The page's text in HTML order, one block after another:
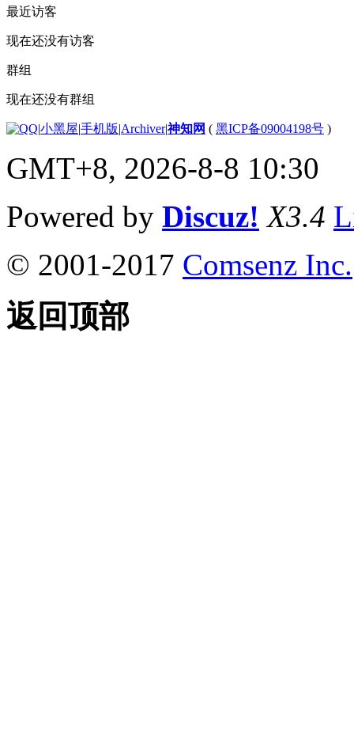
最近访客
现在还没有访客
群组
现在还没有群组
|小黑屋|手机版|Archiver|神知网 ( 黑ICP备09004198号 )
GMT+8, 2026-8-8 10:30
Powered by Discuz! X3.4
© 2001-2017 Comsenz Inc.
返回顶部